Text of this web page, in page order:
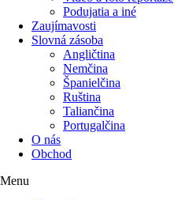
Podujatia a iné
Zaujímavosti
Slovná zásoba
Angličtina
Nemčina
Španielčina
Ruština
Taliančina
Portugalčina
O nás
Obchod
Menu